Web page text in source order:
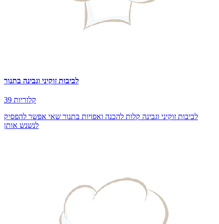
לביבות זוקיני וגבינה בתנור
39 קלוריות
לביבות זוקיני וגבינה קלות להכנה ואפויות בתנור שאי אפשר להפסיק
לנשנש אותן